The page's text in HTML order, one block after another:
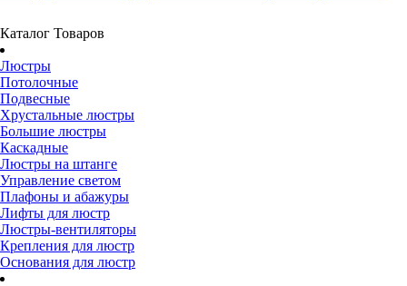
Каталог Товаров
Люстры
Потолочные
Подвесные
Хрустальные люстры
Большие люстры
Каскадные
Люстры на штанге
Управление светом
Плафоны и абажуры
Лифты для люстр
Люстры-вентиляторы
Крепления для люстр
Основания для люстр